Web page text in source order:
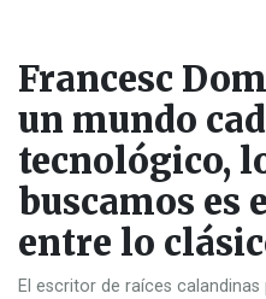
Francesc
un mundo
tecnológico,
buscamos es
entre lo
El escritor de raíces